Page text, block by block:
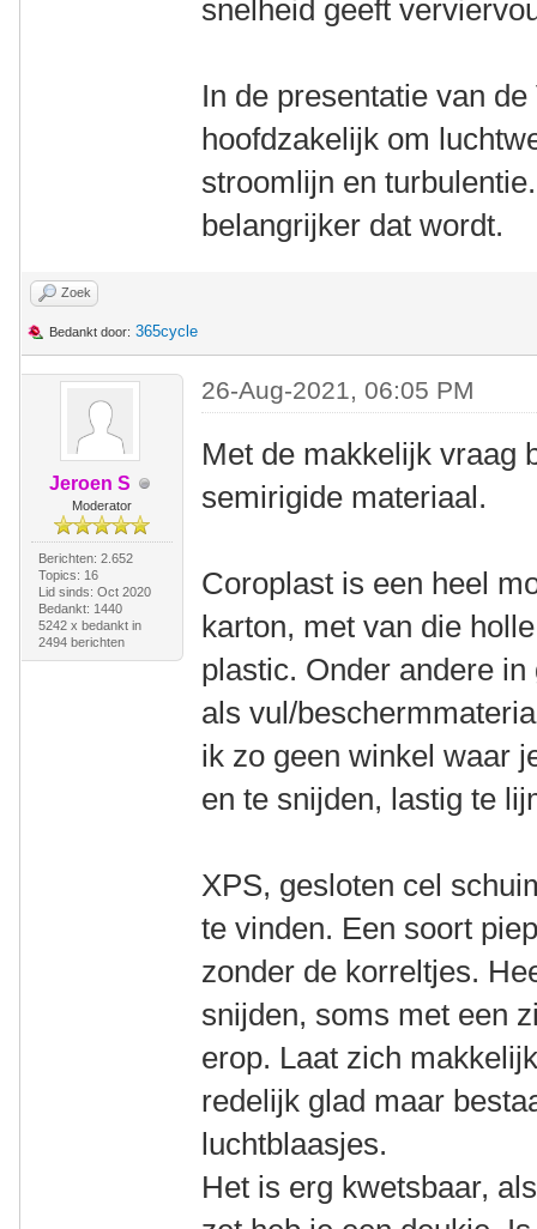
snelheid geeft
In de presentatie van
hoofdzakelijk om
stroomlijn en
belangrijker dat wordt.
Zoek
Bedankt door: 365cycle
Jeroen S
Moderator
Berichten: 2.652
Topics: 16
Lid sinds: Oct 2020
Bedankt: 1440
5242 x bedankt in
2494 berichten
26-Aug-2021, 06:05 PM
Met de makkelijk vraag
semirigide materiaal.
Coroplast is een heel
karton, met van die
plastic. Onder andere
als vul/
ik zo geen winkel waar
en te snijden, lastig te
XPS, gesloten cel
te vinden. Een soort
zonder de korreltjes.
snijden, soms met een
erop. Laat zich
redelijk glad maar
luchtblaasjes.
Het is erg kwetsbaar,